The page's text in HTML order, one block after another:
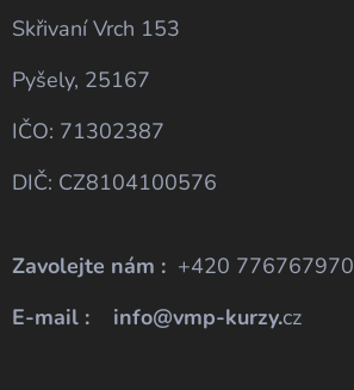
Skřivaní Vrch 153
Pyšely, 25167
IČO: 71302387
DIČ: CZ8104100576
Zavolejte nám : +420 776767970
E-mail : info@vmp-kurzy.cz